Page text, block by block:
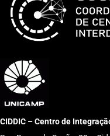
CIDDIC – Centro de